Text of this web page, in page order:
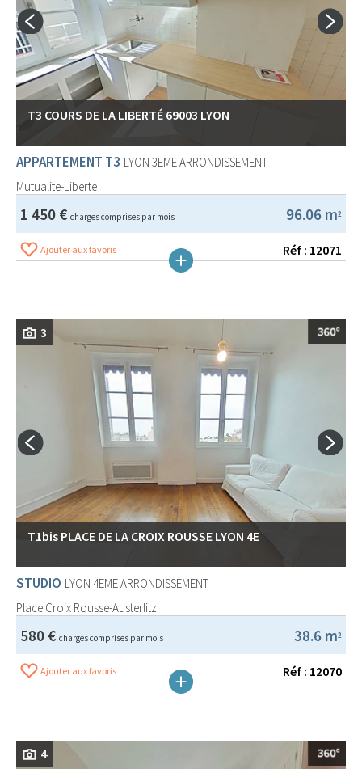
T3 COURS DE LA LIBERTÉ 69003 LYON
APPARTEMENT T3 LYON 3EME ARRONDISSEMENT
Mutualite-Liberte
96.06 m2
1 450 € charges comprises par mois
Ajouter aux favoris Réf : 12071
3
T1bis PLACE DE LA CROIX ROUSSE LYON 4E
STUDIO LYON 4EME ARRONDISSEMENT
Place Croix Rousse-Austerlitz
38.6 m2
580 € charges comprises par mois
Ajouter aux favoris Réf : 12070
4